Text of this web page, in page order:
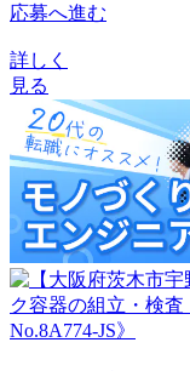
応募へ進む
詳しく
見る